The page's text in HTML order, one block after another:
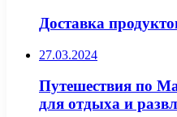
Доставка
27.03.2024
Путешествия по
для отдыха и